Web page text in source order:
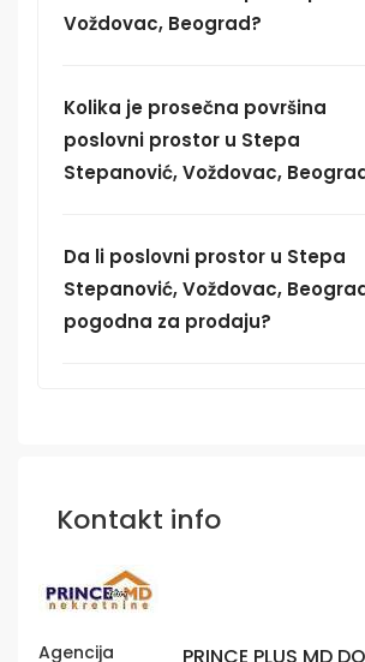
Voždovac, Beograd?
Kolika je prosečna površina
poslovni prostor u Stepa
Stepanović, Voždovac,
Da li poslovni prostor u Stepa
Stepanović, Voždovac,
pogodna za prodaju?
Kontakt info
Agencija PRINCE PLUS MD